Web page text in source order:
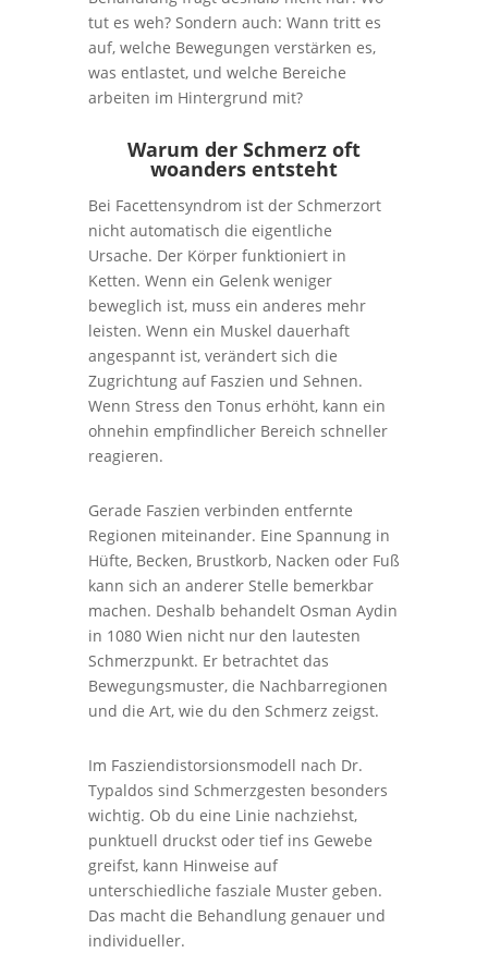
tut es weh? Sondern auch: Wann tritt es
auf, welche Bewegungen verstärken es,
was entlastet, und welche Bereiche
arbeiten im Hintergrund mit?
Warum der Schmerz oft
woanders entsteht
Bei Facettensyndrom ist der Schmerzort
nicht automatisch die eigentliche
Ursache. Der Körper funktioniert in
Ketten. Wenn ein Gelenk weniger
beweglich ist, muss ein anderes mehr
leisten. Wenn ein Muskel dauerhaft
angespannt ist, verändert sich die
Zugrichtung auf Faszien und Sehnen.
Wenn Stress den Tonus erhöht, kann ein
ohnehin empfindlicher Bereich schneller
reagieren.
Gerade Faszien verbinden entfernte
Regionen miteinander. Eine Spannung in
Hüfte, Becken, Brustkorb, Nacken oder Fuß
kann sich an anderer Stelle bemerkbar
machen. Deshalb behandelt Osman Aydin
in 1080 Wien nicht nur den lautesten
Schmerzpunkt. Er betrachtet das
Bewegungsmuster, die Nachbarregionen
und die Art, wie du den Schmerz zeigst.
Im Fasziendistorsionsmodell nach Dr.
Typaldos sind Schmerzgesten besonders
wichtig. Ob du eine Linie nachziehst,
punktuell druckst oder tief ins Gewebe
greifst, kann Hinweise auf
unterschiedliche fasziale Muster geben.
Das macht die Behandlung genauer und
individueller.